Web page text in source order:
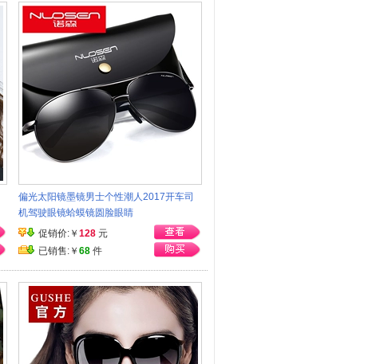
偏光太阳镜墨镜男士个性潮人2017开车司
机驾驶眼镜蛤蟆镜圆脸眼睛
促销价:￥ 128 元
已销售:￥ 68 件